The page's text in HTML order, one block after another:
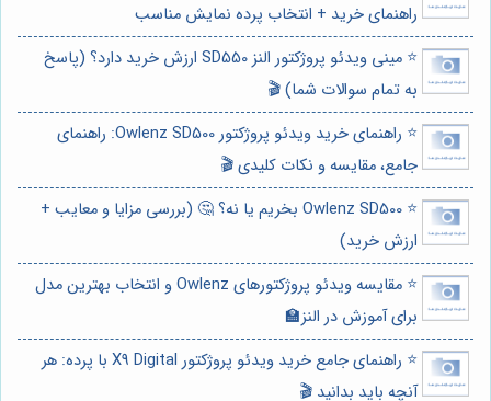
راهنمای خرید + انتخاب پرده نمایش مناسب
⭐️ مینی ویدئو پروژکتور النز SD550 ارزش خرید دارد؟ (پاسخ
به تمام سوالات شما) 🎬
⭐️ راهنمای خرید ویدئو پروژکتور Owlenz SD500: راهنمای
جامع، مقایسه و نکات کلیدی 🎬
⭐️ Owlenz SD500 بخریم یا نه؟ 🤔 (بررسی مزایا و معایب +
ارزش خرید)
⭐️ مقایسه ویدئو پروژکتورهای Owlenz و انتخاب بهترین مدل
برای آموزش در النز🏫
⭐️ راهنمای جامع خرید ویدئو پروژکتور X9 Digital با پرده: هر
آنچه باید بدانید 🎬